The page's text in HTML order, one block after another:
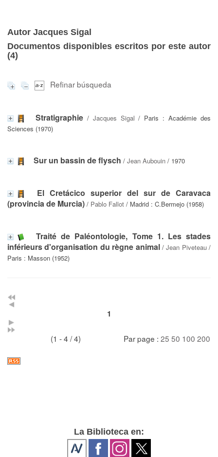
Autor Jacques Sigal
Documentos disponibles escritos por este autor
(4)
Refinar búsqueda
Stratigraphie/ Jacques Sigal / Paris : Académie des
Sciences (1970)
Sur un bassin de flysch / Jean Aubouin / 1970
El Cretácico superior del sur de Caravaca
(provincia de Murcia) / Pablo Fallot / Madrid : C.Bermejo (1958)
Traité de Paléontologie, Tome 1. Les stades
inférieurs d'organisation du règne animal/Jean Piveteau/
Paris : Masson (1952)
1
(1 - 4 / 4) Par page : 25 50 100 200
La Biblioteca en: